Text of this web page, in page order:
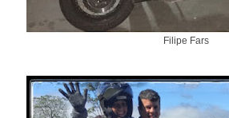
Filipe Fars